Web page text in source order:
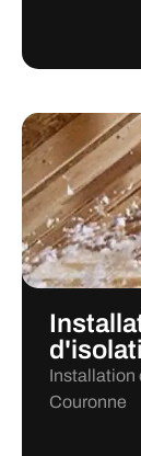
Installation
Couronne